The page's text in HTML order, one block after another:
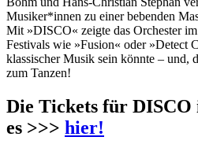
Musiker*innen zu einer bebenden
Mit »DISCO« zeigte das Orchester
Festivals wie »Fusion« oder »Detect
klassischer Musik sein könnte – und,
zum Tanzen!
Die Tickets für DISCO
es >>> hier!